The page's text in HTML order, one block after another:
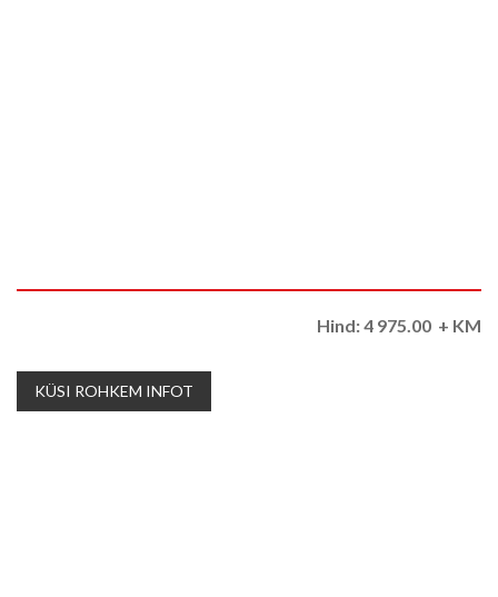
Hind:4 975.00 + KM
KÜSI ROHKEM INFOT